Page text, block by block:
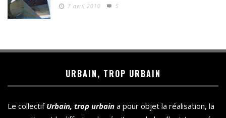
7 avril 2010 5
URBAIN, TROP URBAIN
Le collectif Urbain, trop urbain a pour objet la réalisation, la